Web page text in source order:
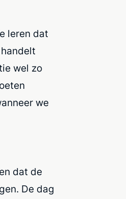
leren dat
wel zo
we
dat de
De dag